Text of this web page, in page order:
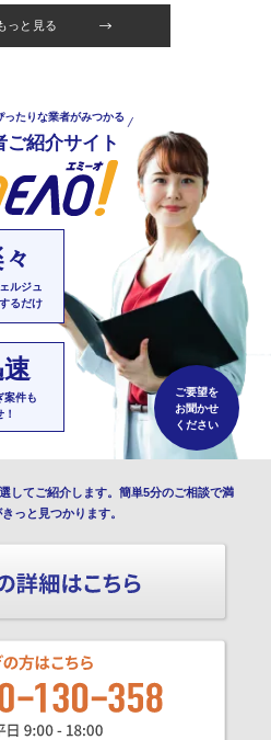
っと見る
ったりな業者がみつかる
ご紹介サイト
ルジュ
るだけ
案件も
ご要望を
お聞かせ
ください
してご紹介します。簡単5分のご相談で満
っと見つかります。